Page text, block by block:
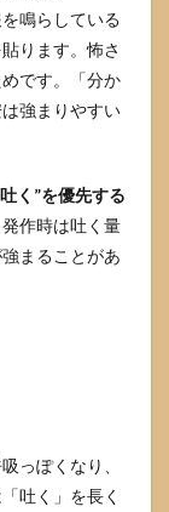
鳴らしている
ります。怖さ
です。「分か
強まりやすい
く”を優先する
作時は吐く量
まることがあ
っぽくなり、
吐く」を長く